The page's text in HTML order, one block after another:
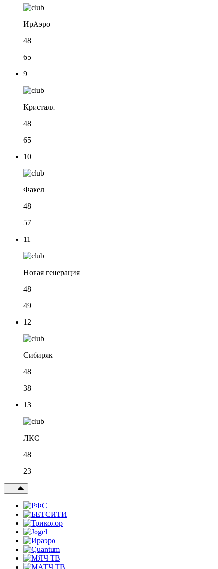
ИрАэро
48
65
9
Кристалл
48
65
10
Факел
48
57
11
Новая генерация
48
49
12
Сибиряк
48
38
13
ЛКС
48
23